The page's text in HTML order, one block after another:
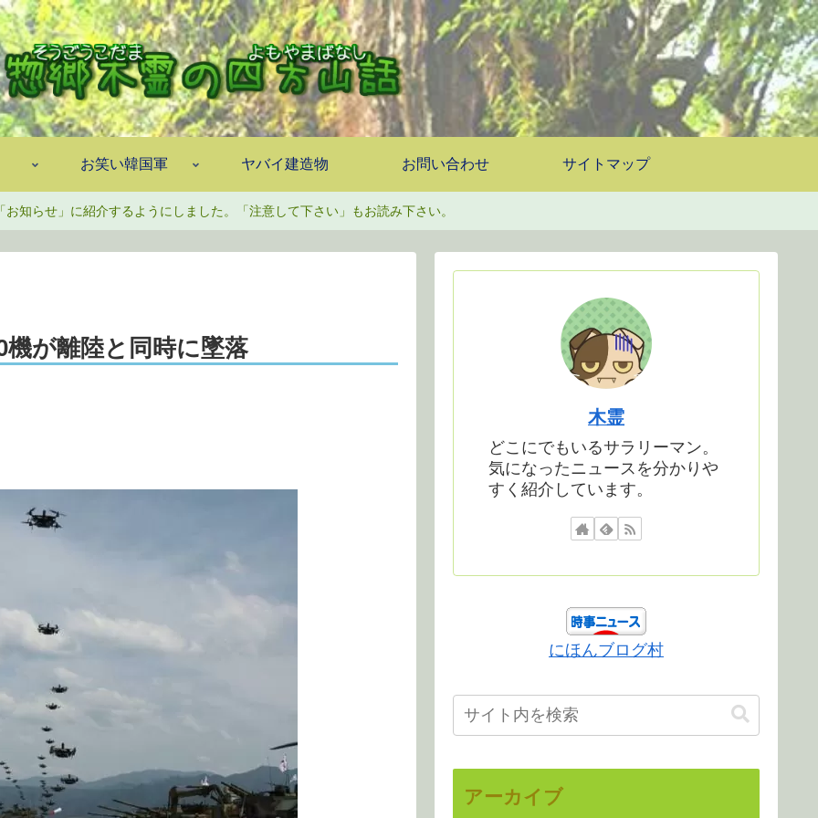
お笑い韓国軍 ヤバイ建造物 お問い合わせ サイトマップ
お知らせ」に紹介するようにしました。「注意して下さい」もお読み下さい。
が離陸と同時に墜落
木霊
どこにでもいるサラリーマン。
気になったニュースを分かりや
すく紹介しています。
にほんブログ村
アーカイブ